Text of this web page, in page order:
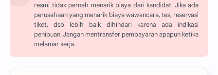
resmi tidak pernah menarik biaya dari kandidat. Jika ada
perusahaan yang menarik biaya wawancara, tes, reservasi
tiket, dsb lebih baik dihindari karena ada indikasi
penipuan. Jangan mentransfer pembayaran apapun ketika
melamar kerja.